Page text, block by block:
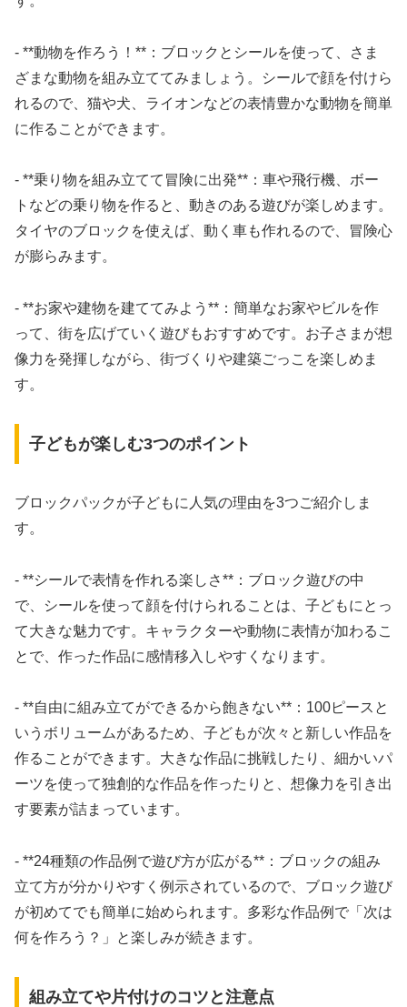
- **動物を作ろう！**：ブロックとシールを使って、さま
ざまな動物を組み立ててみましょう。シールで顔を付けら
れるので、猫や犬、ライオンなどの表情豊かな動物を簡単
に作ることができます。
- **乗り物を組み立てて冒険に出発**：車や飛行機、ボー
トなどの乗り物を作ると、動きのある遊びが楽しめます。
タイヤのブロックを使えば、動く車も作れるので、冒険心
が膨らみます。
- **お家や建物を建ててみよう**：簡単なお家やビルを作
って、街を広げていく遊びもおすすめです。お子さまが想
像力を発揮しながら、街づくりや建築ごっこを楽しめま
す。
子どもが楽しむ3つのポイント
ブロックパックが子どもに人気の理由を3つご紹介しま
す。
- **シールで表情を作れる楽しさ**：ブロック遊びの中
で、シールを使って顔を付けられることは、子どもにとっ
て大きな魅力です。キャラクターや動物に表情が加わるこ
とで、作った作品に感情移入しやすくなります。
- **自由に組み立てができるから飽きない**：100ピースと
いうボリュームがあるため、子どもが次々と新しい作品を
作ることができます。大きな作品に挑戦したり、細かいパ
ーツを使って独創的な作品を作ったりと、想像力を引き出
す要素が詰まっています。
- **24種類の作品例で遊び方が広がる**：ブロックの組み
立て方が分かりやすく例示されているので、ブロック遊び
が初めてでも簡単に始められます。多彩な作品例で「次は
何を作ろう？」と楽しみが続きます。
組み立てや片付けのコツと注意点